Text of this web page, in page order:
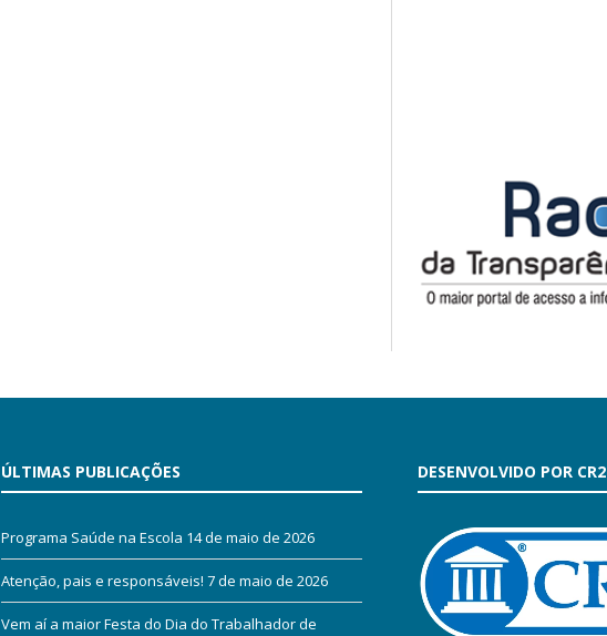
ÚLTIMAS PUBLICAÇÕES
Programa Saúde na Escola 14 de maio de 2026
Atenção, pais e responsáveis! 7 de maio de 2026
Vem aí a maior Festa do Dia do Trabalhador de
DESENVOLVIDO POR CR2